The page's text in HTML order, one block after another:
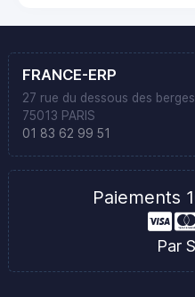
FRANCE-ERP
27 rue du dessous des berges
75013 PARIS
01 83 62 99 51
Paiements
Par